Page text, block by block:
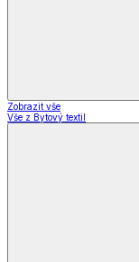
Zobrazit vše
Vše z Bytový textil